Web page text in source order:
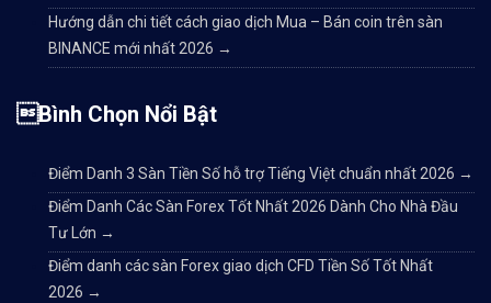
Chênh lệch giá mua
Hướng dẫn chi tiết cách giao dịch Mua – Bán coin trên sàn
BINANCE mới nhất 2026 →
Bình Chọn Nổi Bật
Điểm Danh 3 Sàn Tiền Số hỗ trợ Tiếng Việt chuẩn nhất 2026 →
Điểm Danh Các Sàn Forex Tốt Nhất 2026 Dành Cho Nhà Đầu
Tư Lớn →
Điểm danh các sàn Forex giao dịch CFD Tiền Số Tốt Nhất
2026 →